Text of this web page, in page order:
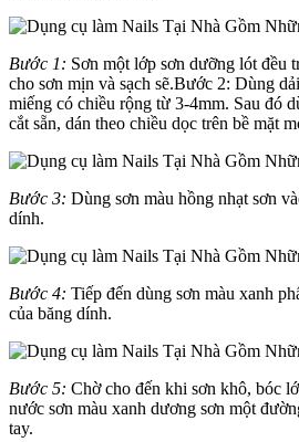
Bước 1: Sơn một lớp sơn dưỡng lót đều
cho sơn mịn và sạch sẽ.Bước 2: Dùng
miếng có chiều rộng từ 3-4mm. Sau đó
cắt sẵn, dán theo chiều dọc trên bề mặt
Bước 3: Dùng sơn màu hồng nhạt sơn
dính.
Bước 4: Tiếp đến dùng sơn màu xanh
của băng dính.
Bước 5: Chờ cho đến khi sơn khô, bóc
nước sơn màu xanh dương sơn một
tay.